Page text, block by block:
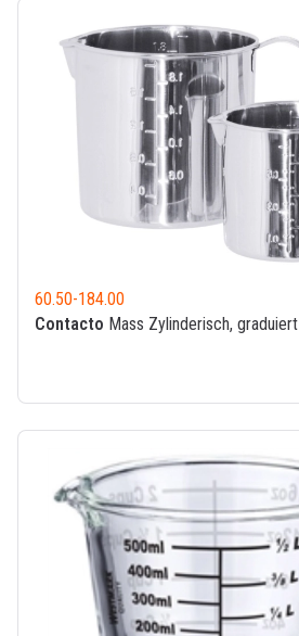
60.50-184.00
Contacto Mass Zylinderisch, graduiert